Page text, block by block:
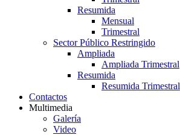
Resumida
Mensual
Trimestral
Sector Público Restringido
Ampliada
Ampliada Trimestral
Resumida
Resumida Trimestral
Contactos
Multimedia
Galería
Video